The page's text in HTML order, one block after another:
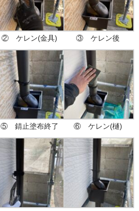
② ケレン(金具) ③ ケレン後
⑤ 錆止塗布終了 ⑥ ケレン(樋)